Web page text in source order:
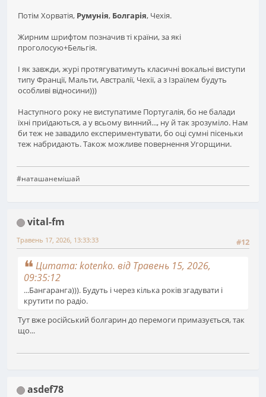
Потім Хорватія, Румунія, Болгарія, Чехія.
Жирним шрифтом позначив ті країни, за які
проголосую+Бельгія.
І як завжди, журі протягуватимуть класичні вокальні виступи
типу Франції, Мальти, Австралії, Чехії, а з Ізраїлем будуть
особливі відносини)))
Наступного року не виступатиме Португалія, бо не балади
їхні приїдаються, а у всьому винний..., ну й так зрозуміло. Нам
би теж не завадило експериментувати, бо оці сумні пісеньки
теж набридають. Також можливе повернення Угорщини.
#наташанемішай
vital-fm
#12
Травень 17, 2026, 13:33:33
Цитата: kotenko. від Травень 15, 2026,
09:35:12
...Бангаранга))). Будуть і через кілька років згадувати і
крутити по радіо.
Тут вже російський болгарин до перемоги примазується, так
що...
asdef78